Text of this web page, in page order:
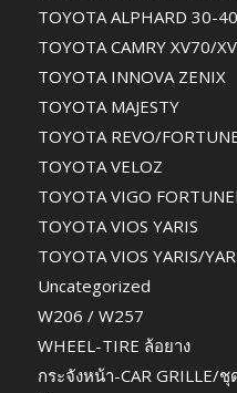
TOYOTA ALPHARD 30-40
TOYOTA CAMRY XV70/
TOYOTA INNOVA ZENIX
TOYOTA MAJESTY
TOYOTA REVO/
TOYOTA VELOZ
TOYOTA VIGO
TOYOTA VIOS YARIS
TOYOTA VIOS YARIS/
Uncategorized
W206 / W257
WHEEL-TIRE ล้อยาง
กระจังหน้า-CAR